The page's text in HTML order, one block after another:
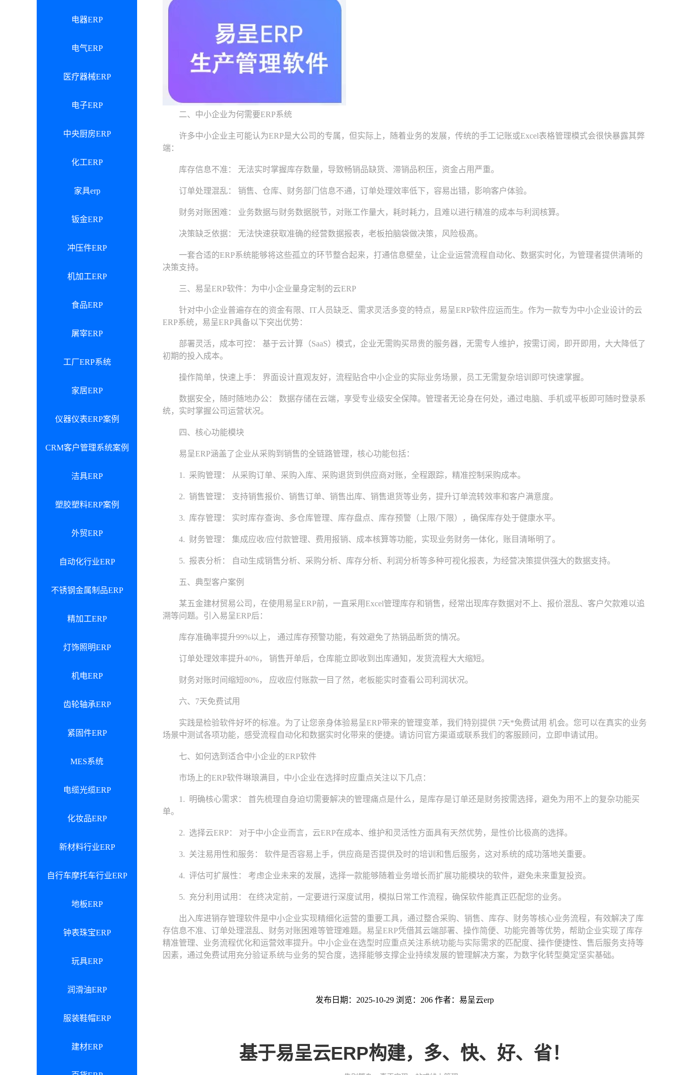
电器ERP
电气ERP
医疗器械ERP
电子ERP
中央厨房ERP
化工ERP
家具erp
钣金ERP
冲压件ERP
机加工ERP
食品ERP
屠宰ERP
工厂ERP系统
家居ERP
仪器仪表ERP案例
CRM客户管理系统案例
洁具ERP
塑胶塑料ERP案例
外贸ERP
自动化行业ERP
不锈钢金属制品ERP
精加工ERP
灯饰照明ERP
机电ERP
齿轮轴承ERP
紧固件ERP
MES系统
电缆光缆ERP
化妆品ERP
新材料行业ERP
自行车摩托车行业ERP
地板ERP
钟表珠宝ERP
玩具ERP
润滑油ERP
服装鞋帽ERP
建材ERP
二、中小企业为何需要ERP系统
许多中小企业主可能认为ERP是大公司的专属，但实际上，随着业务的发展，传统的手工记账或Excel表格管理模式会很快暴露其弊
端：
库存信息不准： 无法实时掌握库存数量，导致畅销品缺货、滞销品积压，资金占用严重。
订单处理混乱： 销售、仓库、财务部门信息不通，订单处理效率低下，容易出错，影响客户体验。
财务对账困难： 业务数据与财务数据脱节，对账工作量大，耗时耗力，且难以进行精准的成本与利润核算。
决策缺乏依据： 无法快速获取准确的经营数据报表，老板拍脑袋做决策，风险极高。
一套合适的ERP系统能够将这些孤立的环节整合起来，打通信息壁垒，让企业运营流程自动化、数据实时化，为管理者提供清晰的
决策支持。
三、易呈ERP软件：为中小企业量身定制的云ERP
针对中小企业普遍存在的资金有限、IT人员缺乏、需求灵活多变的特点，易呈ERP软件应运而生。作为一款专为中小企业设计的云
ERP系统，易呈ERP具备以下突出优势：
部署灵活，成本可控： 基于云计算（SaaS）模式，企业无需购买昂贵的服务器，无需专人维护，按需订阅，即开即用，大大降低了
初期的投入成本。
操作简单，快速上手： 界面设计直观友好，流程贴合中小企业的实际业务场景，员工无需复杂培训即可快速掌握。
数据安全，随时随地办公： 数据存储在云端，享受专业级安全保障。管理者无论身在何处，通过电脑、手机或平板即可随时登录系
统，实时掌握公司运营状况。
四、核心功能模块
易呈ERP涵盖了企业从采购到销售的全链路管理，核心功能包括：
1. 采购管理： 从采购订单、采购入库、采购退货到供应商对账，全程跟踪，精准控制采购成本。
2. 销售管理： 支持销售报价、销售订单、销售出库、销售退货等业务，提升订单流转效率和客户满意度。
3. 库存管理： 实时库存查询、多仓库管理、库存盘点、库存预警（上限/下限），确保库存处于健康水平。
4. 财务管理： 集成应收/应付款管理、费用报销、成本核算等功能，实现业务财务一体化，账目清晰明了。
5. 报表分析： 自动生成销售分析、采购分析、库存分析、利润分析等多种可视化报表，为经营决策提供强大的数据支持。
五、典型客户案例
某五金建材贸易公司，在使用易呈ERP前，一直采用Excel管理库存和销售，经常出现库存数据对不上、报价混乱、客户欠款难以追
溯等问题。引入易呈ERP后：
库存准确率提升99%以上， 通过库存预警功能，有效避免了热销品断货的情况。
订单处理效率提升40%， 销售开单后，仓库能立即收到出库通知，发货流程大大缩短。
财务对账时间缩短80%， 应收应付账款一目了然，老板能实时查看公司利润状况。
六、7天免费试用
实践是检验软件好坏的标准。为了让您亲身体验易呈ERP带来的管理变革，我们特别提供 7天*免费试用 机会。您可以在真实的业务
场景中测试各项功能，感受流程自动化和数据实时化带来的便捷。请访问官方渠道或联系我们的客服顾问，立即申请试用。
七、如何选到适合中小企业的ERP软件
市场上的ERP软件琳琅满目，中小企业在选择时应重点关注以下几点：
1. 明确核心需求： 首先梳理自身迫切需要解决的管理痛点是什么，是库存是订单还是财务按需选择，避免为用不上的复杂功能买
单。
2. 选择云ERP： 对于中小企业而言，云ERP在成本、维护和灵活性方面具有天然优势，是性价比极高的选择。
3. 关注易用性和服务： 软件是否容易上手，供应商是否提供及时的培训和售后服务，这对系统的成功落地关重要。
4. 评估可扩展性： 考虑企业未来的发展，选择一款能够随着业务增长而扩展功能模块的软件，避免未来重复投资。
5. 充分利用试用： 在终决定前，一定要进行深度试用，模拟日常工作流程，确保软件能真正匹配您的业务。
出入库进销存管理软件是中小企业实现精细化运营的重要工具，通过整合采购、销售、库存、财务等核心业务流程，有效解决了库
存信息不准、订单处理混乱、财务对账困难等管理难题。易呈ERP凭借其云端部署、操作简便、功能完善等优势，帮助企业实现了库存
精准管理、业务流程优化和运营效率提升。中小企业在选型时应重点关注系统功能与实际需求的匹配度、操作便捷性、售后服务支持等
因素，通过免费试用充分验证系统与业务的契合度，选择能够支撑企业持续发展的管理解决方案，为数字化转型奠定坚实基础。
发布日期：2025-10-29 浏览：206 作者：易呈云erp
基于易呈云ERP构建，多、快、好、省！